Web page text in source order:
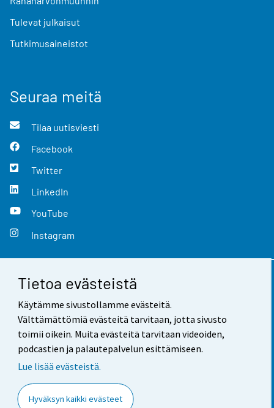
Tietoa evästeistä
Käytämme sivustollamme evästeitä.
Välttämättömiä evästeitä tarvitaan, jotta sivusto
toimii oikein. Muita evästeitä tarvitaan videoiden,
podcastien ja palautepalvelun esittämiseen.
Lue lisää evästeistä.
Hyväksyn kaikki evästeet
Tulevat julkaisut
Tutkimusaineistot
Seuraa meitä
Tilaa uutisviesti
Facebook
Twitter
LinkedIn
YouTube
Instagram
Yhteystiedot
Palaute
Käyttöehdot
Saavutettavuus